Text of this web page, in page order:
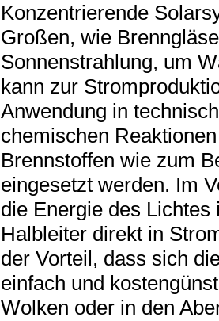
Konzentrierende
Großen, wie
Sonnenstrahlung, um
kann zur
Anwendung in
chemischen
Brennstoffen wie zum
eingesetzt werden. Im
die Energie des
Halbleiter direkt in
der Vorteil, dass sich
einfach und
Wolken oder in den